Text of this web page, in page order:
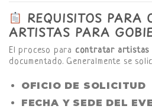
REQUISITOS PARA
ARTISTAS PARA
El proceso para contratar artistas
documentado. Generalmente se
OFICIO DE SOLICITUD
FECHA Y SEDE DEL